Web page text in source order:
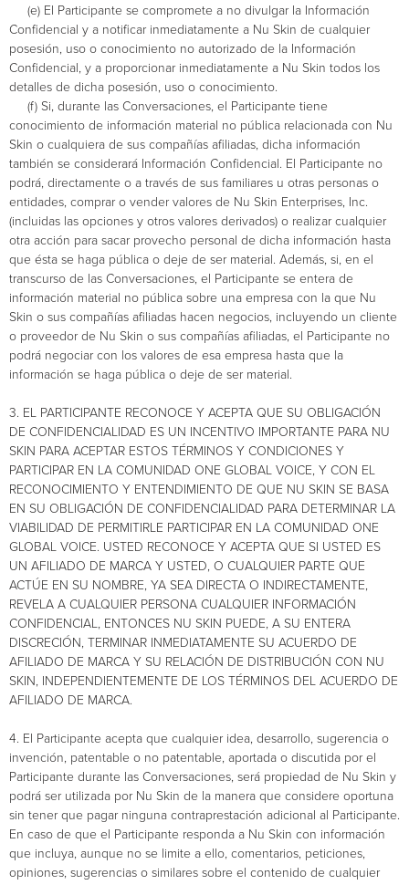
(e) El Participante se compromete a no divulgar la Información
Confidencial y a notificar inmediatamente a Nu Skin de cualquier
posesión, uso o conocimiento no autorizado de la Información
Confidencial, y a proporcionar inmediatamente a Nu Skin todos los
detalles de dicha posesión, uso o conocimiento.
(f) Si, durante las Conversaciones, el Participante tiene
conocimiento de información material no pública relacionada con Nu
Skin o cualquiera de sus compañías afiliadas, dicha información
también se considerará Información Confidencial. El Participante no
podrá, directamente o a través de sus familiares u otras personas o
entidades, comprar o vender valores de Nu Skin Enterprises, Inc.
(incluidas las opciones y otros valores derivados) o realizar cualquier
otra acción para sacar provecho personal de dicha información hasta
que ésta se haga pública o deje de ser material. Además, si, en el
transcurso de las Conversaciones, el Participante se entera de
información material no pública sobre una empresa con la que Nu
Skin o sus compañías afiliadas hacen negocios, incluyendo un cliente
o proveedor de Nu Skin o sus compañías afiliadas, el Participante no
podrá negociar con los valores de esa empresa hasta que la
información se haga pública o deje de ser material.
3. EL PARTICIPANTE RECONOCE Y ACEPTA QUE SU OBLIGACIÓN
DE CONFIDENCIALIDAD ES UN INCENTIVO IMPORTANTE PARA NU
SKIN PARA ACEPTAR ESTOS TÉRMINOS Y CONDICIONES Y
PARTICIPAR EN LA COMUNIDAD ONE GLOBAL VOICE, Y CON EL
RECONOCIMIENTO Y ENTENDIMIENTO DE QUE NU SKIN SE BASA
EN SU OBLIGACIÓN DE CONFIDENCIALIDAD PARA DETERMINAR LA
VIABILIDAD DE PERMITIRLE PARTICIPAR EN LA COMUNIDAD ONE
GLOBAL VOICE. USTED RECONOCE Y ACEPTA QUE SI USTED ES
UN AFILIADO DE MARCA Y USTED, O CUALQUIER PARTE QUE
ACTÚE EN SU NOMBRE, YA SEA DIRECTA O INDIRECTAMENTE,
REVELA A CUALQUIER PERSONA CUALQUIER INFORMACIÓN
CONFIDENCIAL, ENTONCES NU SKIN PUEDE, A SU ENTERA
DISCRECIÓN, TERMINAR INMEDIATAMENTE SU ACUERDO DE
AFILIADO DE MARCA Y SU RELACIÓN DE DISTRIBUCIÓN CON NU
SKIN, INDEPENDIENTEMENTE DE LOS TÉRMINOS DEL ACUERDO DE
AFILIADO DE MARCA.
4. El Participante acepta que cualquier idea, desarrollo, sugerencia o
invención, patentable o no patentable, aportada o discutida por el
Participante durante las Conversaciones, será propiedad de Nu Skin y
podrá ser utilizada por Nu Skin de la manera que considere oportuna
sin tener que pagar ninguna contraprestación adicional al Participante.
En caso de que el Participante responda a Nu Skin con información
que incluya, aunque no se limite a ello, comentarios, peticiones,
opiniones, sugerencias o similares sobre el contenido de cualquier